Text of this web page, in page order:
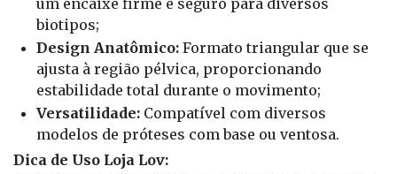
biotipos;
Design Anatômico: Formato triangular que se
ajusta à região pélvica, proporcionando
estabilidade total durante o movimento;
Versatilidade: Compatível com diversos
modelos de próteses com base ou ventosa.
Dica de Uso Loja Lov: